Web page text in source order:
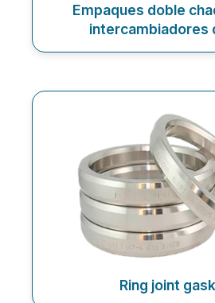
Empaques doble
intercambiadores
Ring joint